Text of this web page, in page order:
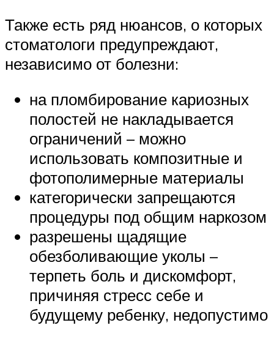
Также есть ряд нюансов, о которых
стоматологи предупреждают,
независимо от болезни:
на пломбирование кариозных
полостей не накладывается
ограничений – можно
использовать композитные и
фотополимерные материалы
категорически запрещаются
процедуры под общим наркозом
разрешены щадящие
обезболивающие уколы –
терпеть боль и дискомфорт,
причиняя стресс себе и
будущему ребенку, недопустимо